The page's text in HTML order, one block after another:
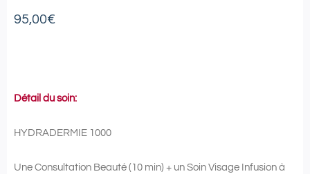
95,00€
Détail du soin:
HYDRADERMIE 1000
Une Consultation Beauté (10 min) + un Soin Visage Infusion à